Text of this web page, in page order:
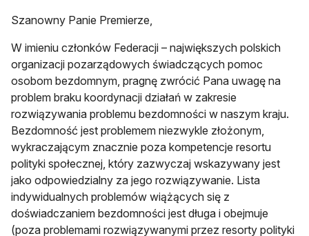
Szanowny Panie Premierze,
W imieniu członków Federacji – największych polskich
organizacji pozarządowych świadczących pomoc
osobom bezdomnym, pragnę zwrócić Pana uwagę na
problem braku koordynacji działań w zakresie
rozwiązywania problemu bezdomności w naszym kraju.
Bezdomność jest problemem niezwykle złożonym,
wykraczającym znacznie poza kompetencje resortu
polityki społecznej, który zazwyczaj wskazywany jest
jako odpowiedzialny za jego rozwiązywanie. Lista
indywidualnych problemów wiążących się z
doświadczaniem bezdomności jest długa i obejmuje
(poza problemami rozwiązywanymi przez resorty polityki